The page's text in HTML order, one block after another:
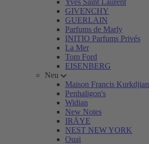
Yves Saint Laurent
GIVENCHY
GUERLAIN
Parfums de Marly
INITIO Parfums Privés
La Mer
Tom Ford
EISENBERG
Neu
Maison Francis Kurkdjian
Penhaligon's
Widian
New Notes
IRÄYE
NEST NEW YORK
Ouai